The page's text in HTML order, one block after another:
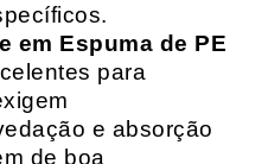
em Espuma de PE
para
e absorção
de boa